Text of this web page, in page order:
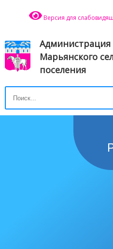
Версия для
Администрация
Марьянского
поселения